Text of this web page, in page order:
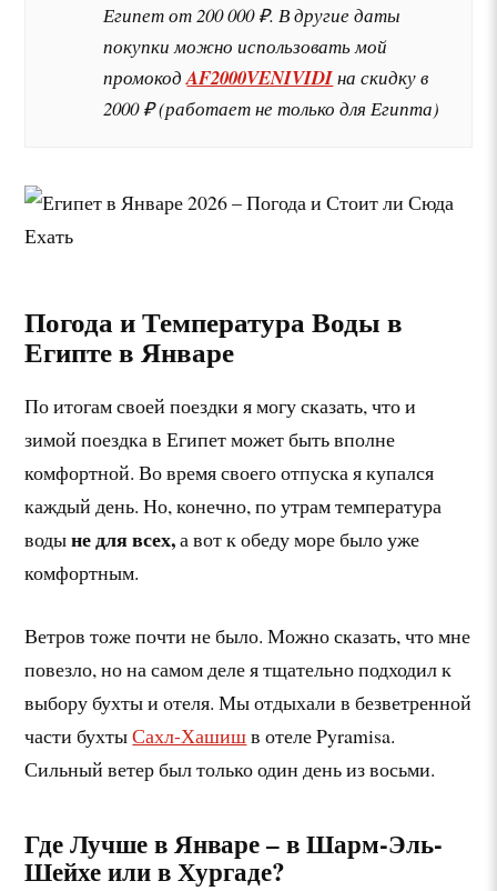
Египет от 200 000 ₽. В другие даты
покупки можно использовать мой
промокодAF2000VENIVIDIна скидку в
2000 ₽ (работает не только для Египта)
Погода и Температура Воды в
Египте в Январе
По итогам своей поездки я могу сказать, что и
зимой поездка в Египет может быть вполне
комфортной. Во время своего отпуска я купался
каждый день. Но, конечно, по утрам температура
водыне для всех,а вот к обеду море было уже
комфортным.
Ветров тоже почти не было. Можно сказать, что мне
повезло, но на самом деле я тщательно подходил к
выбору бухты и отеля. Мы отдыхали в безветренной
части бухтыСахл-Хашишв отеле Pyramisa.
Сильный ветер был только один день из восьми.
Где Лучше в Январе – в Шарм-Эль-
Шейхе или в Хургаде?